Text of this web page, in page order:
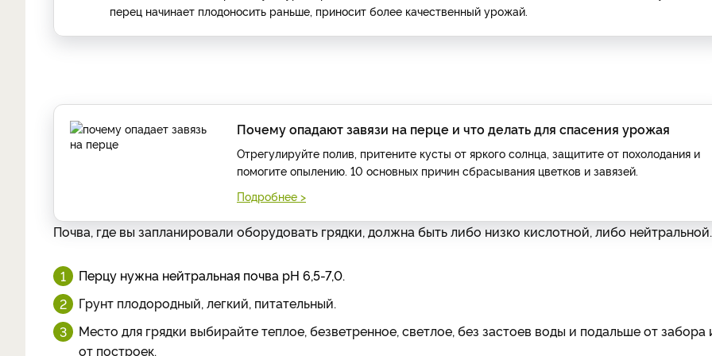
перец начинает плодоносить раньше, приносит более качественный урожай.
Почему опадают завязи на перце и что делать для спасения урожая
Отрегулируйте полив, притените кусты от яркого солнца, защитите от похолодания и
помогите опылению. 10 основных причин сбрасывания цветков и завязей.
Подробнее >
Почва, где вы запланировали оборудовать грядки, должна быть либо низко кислотной, либо нейтральной.
Перцу нужна нейтральная почва рН 6,5-7,0.
Грунт плодородный, легкий, питательный.
Место для грядки выбирайте теплое, безветренное, светлое, без застоев воды и подальше от забора
от построек.